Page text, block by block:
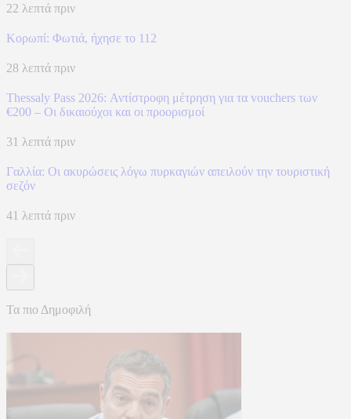
22 λεπτά πριν
Κορωπί: Φωτιά, ήχησε το 112
28 λεπτά πριν
Thessaly Pass 2026: Αντίστροφη μέτρηση για τα vouchers των
€200 – Οι δικαιούχοι και οι προορισμοί
31 λεπτά πριν
Γαλλία: Οι ακυρώσεις λόγω πυρκαγιών απειλούν την τουριστική
σεζόν
41 λεπτά πριν
Τα πιο Δημοφιλή